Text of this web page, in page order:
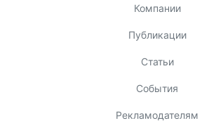
Компании
Публикации
Статьи
События
Рекламодателям